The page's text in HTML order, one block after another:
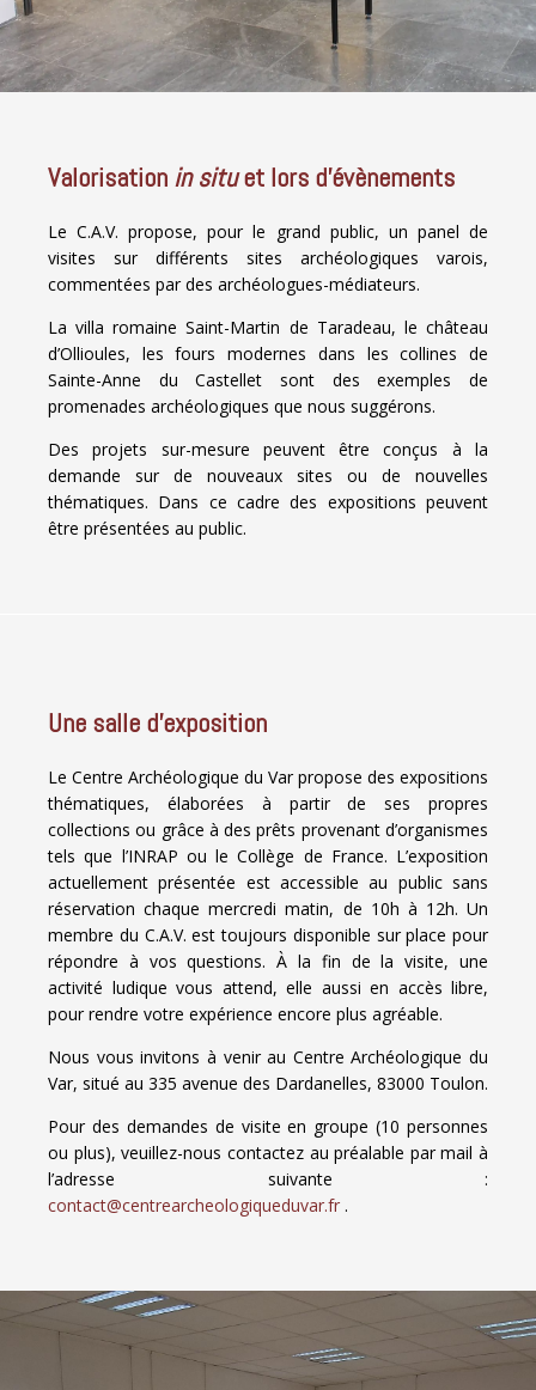
Valorisation in situet lors d’évènements
Le C.A.V. propose, pour le grand public, un panel de
visites sur différents sites archéologiques varois,
commentées par des archéologues-médiateurs.
La villa romaine Saint-Martin de Taradeau, le château
d’Ollioules, les fours modernes dans les collines de
Sainte-Anne du Castellet sont des exemples de
promenades archéologiques que nous suggérons.
Des projets sur-mesure peuvent être conçus à la
demande sur de nouveaux sites ou de nouvelles
thématiques. Dans ce cadre des expositions peuvent
être présentées au public.
Une salle d’exposition
Le Centre Archéologique du Var propose des expositions
thématiques, élaborées à partir de ses propres
collections ou grâce à des prêts provenant d’organismes
tels que l’INRAP ou le Collège de France. L’exposition
actuellement présentée est accessible au public sans
réservation chaque mercredi matin, de 10h à 12h. Un
membre du C.A.V. est toujours disponible sur place pour
répondre à vos questions. À la fin de la visite, une
activité ludique vous attend, elle aussi en accès libre,
pour rendre votre expérience encore plus agréable.
Nous vous invitons à venir au Centre Archéologique du
Var, situé au 335 avenue des Dardanelles, 83000 Toulon.
Pour des demandes de visite en groupe (10 personnes
ou plus), veuillez-nous contactez au préalable par mail à
l’adresse suivante :
contact@centrearcheologiqueduvar.fr .